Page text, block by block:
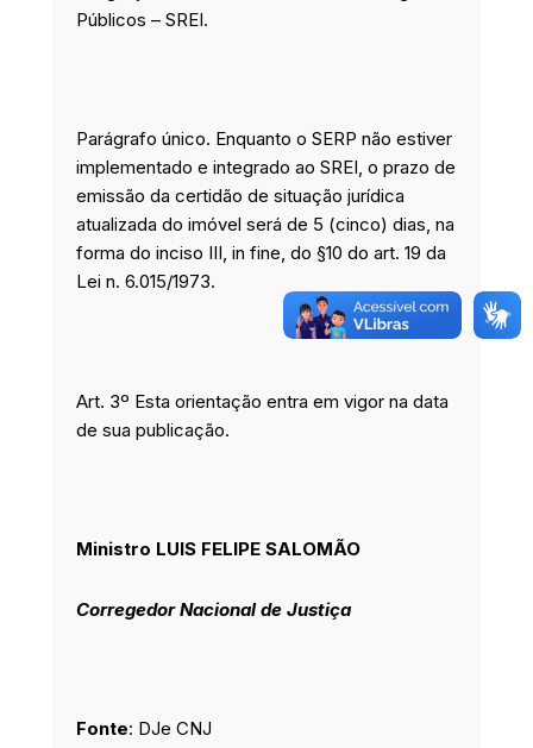
Públicos – SREI.
Parágrafo único. Enquanto o SERP não estiver
implementado e integrado ao SREI, o prazo de
emissão da certidão de situação jurídica
atualizada do imóvel será de 5 (cinco) dias, na
forma do inciso III, in fine, do §10 do art. 19 da
Lei n. 6.015/1973.
Art. 3º Esta orientação entra em vigor na data
de sua publicação.
Ministro LUIS FELIPE SALOMÃO
Corregedor Nacional de Justiça
Fonte: DJe CNJ